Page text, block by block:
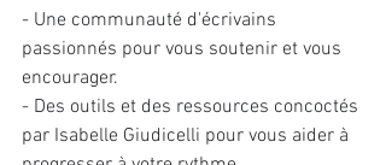
- Une communauté d'écrivains
passionnés pour vous soutenir et vous
encourager.
- Des outils et des ressources concoctés
par Isabelle Giudicelli pour vous aider à